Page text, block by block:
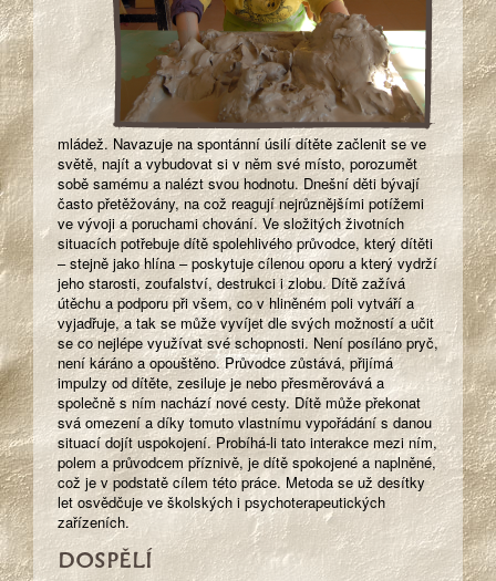
mládež. Navazuje na spontánní úsilí dítěte začlenit se ve
světě, najít a vybudovat si v něm své místo, porozumět
sobě samému a nalézt svou hodnotu. Dnešní děti bývají
často přetěžovány, na což reagují nejrůznějšími potížemi
ve vývoji a poruchami chování. Ve složitých životních
situacích potřebuje dítě spolehlivého průvodce, který dítěti
– stejně jako hlína – poskytuje cílenou oporu a který vydrží
jeho starosti, zoufalství, destrukci i zlobu. Dítě zažívá
útěchu a podporu při všem, co v hliněném poli vytváří a
vyjadřuje, a tak se může vyvíjet dle svých možností a učit
se co nejlépe využívat své schopnosti. Není posíláno pryč,
není káráno a opouštěno. Průvodce zůstává, přijímá
impulzy od dítěte, zesiluje je nebo přesměrovává a
společně s ním nachází nové cesty. Dítě může překonat
svá omezení a díky tomuto vlastnímu vypořádání s danou
situací dojít uspokojení. Probíhá-li tato interakce mezi ním,
polem a průvodcem příznivě, je dítě spokojené a naplněné,
což je v podstatě cílem této práce. Metoda se už desítky
let osvědčuje ve školských i psychoterapeutických
zařízeních.
DOSPĚLÍ